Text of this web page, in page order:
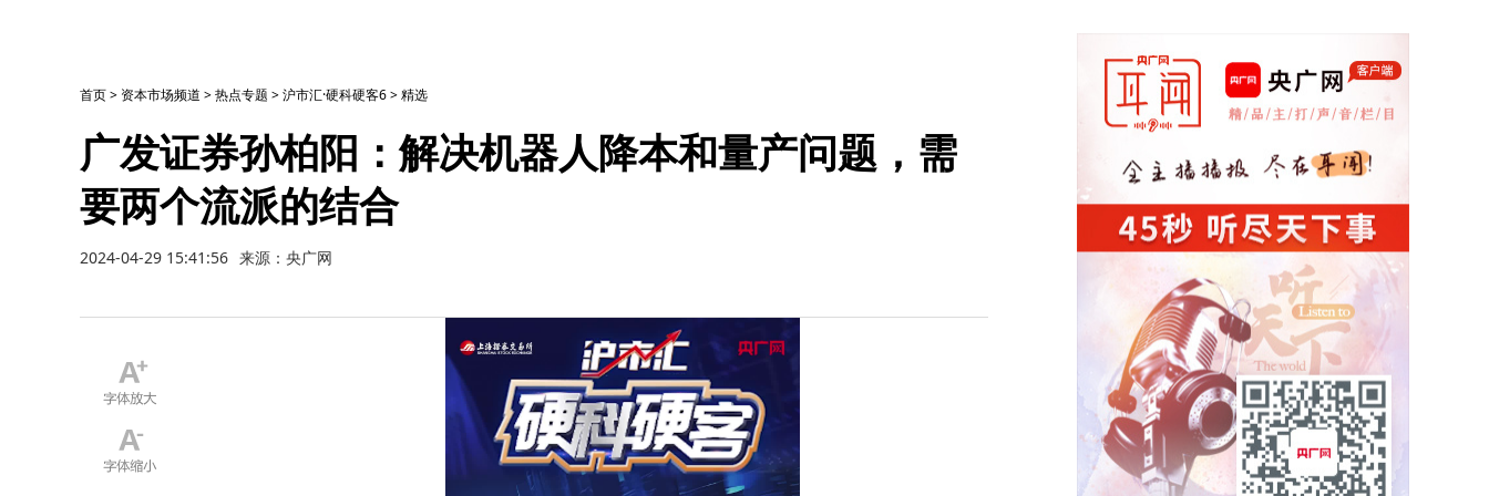
首页> 资本市场频道 >热点专题 >沪市汇·硬科硬客6>精选
广发证券孙柏阳：解决机器人降本和量产问题，需
要两个流派的结合
2024-04-29 15:41:56 来源：央广网